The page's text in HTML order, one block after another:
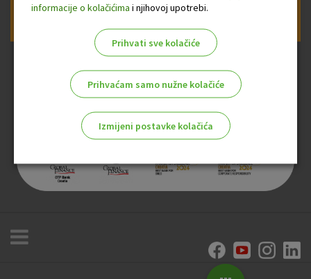
Prijava na newsletter OTP banke
informacije o kolačićima i njihovoj upotrebi.
Prihvati sve kolačiće
Prihvaćam samo nužne kolačiće
Izmijeni postavke kolačića
Nužni kolačići